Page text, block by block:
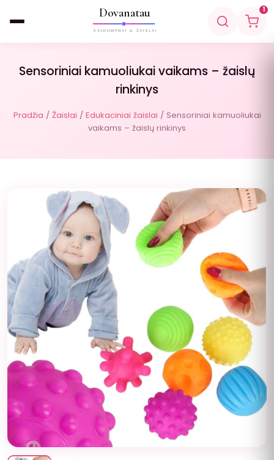
Dovanatau
SALDUMYNAI & ŽAISLAI
1
Sensoriniai kamuoliukai vaikams – žaislų
rinkinys
Pradžia / Žaislai / Edukaciniai žaislai / Sensoriniai kamuoliukai
vaikams – žaislų rinkinys